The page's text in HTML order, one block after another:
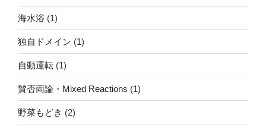
海水浴 (1)
独自ドメイン (1)
自動運転 (1)
賛否両論・Mixed Reactions (1)
野菜もどき (2)